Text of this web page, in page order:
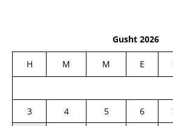
Gusht 2026
H M M E
3
4 5 6